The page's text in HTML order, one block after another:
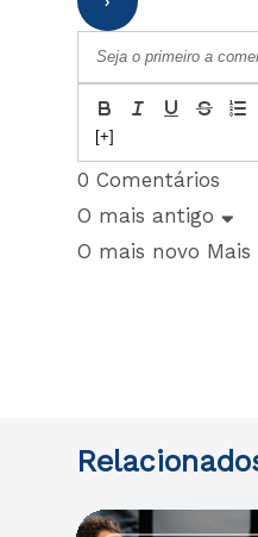
[+]
0 Comentários
O mais antigo
O mais novo